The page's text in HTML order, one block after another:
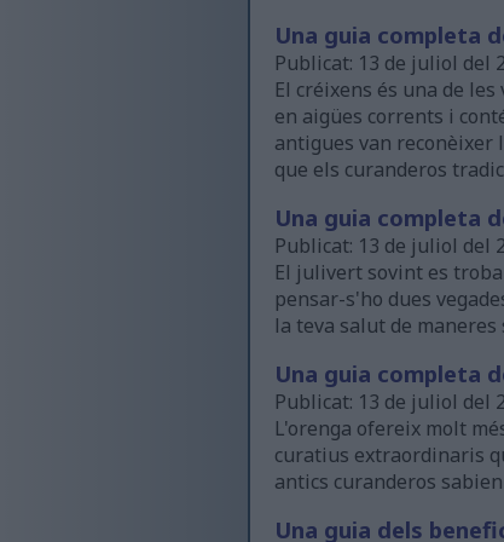
Una guia completa
Publicat: 13 de juliol del
El créixens és una de
en aigües corrents i
antigues van reconèixer
que els curanderos
Una guia completa
Publicat: 13 de juliol del
El julivert sovint es
pensar-s'ho dues
la teva salut de
Una guia completa
Publicat: 13 de juliol del
L'orenga ofereix molt
curatius extraordinaris
antics curanderos
Una guia dels